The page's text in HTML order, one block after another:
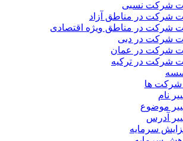
شرکت نسبی
شرکت در مناطق آزاد
شرکت در مناطق ویژه اقتصادی
شرکت در دبی
شرکت در عمان
شرکت در ترکیه
شرکت ها
نام
موضوع
آدرس
سرمایه